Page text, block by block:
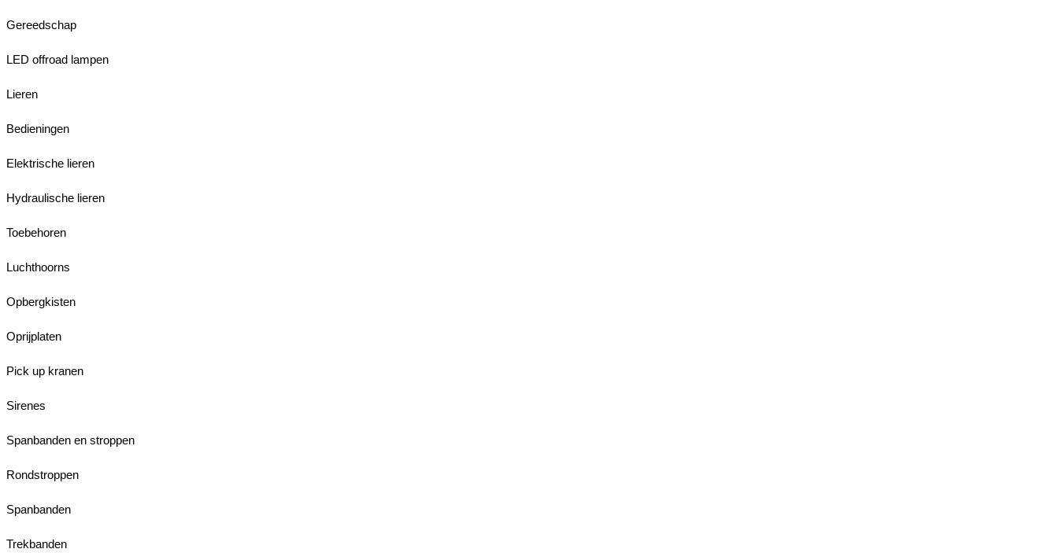
Gereedschap
LED offroad lampen
Lieren
Bedieningen
Elektrische lieren
Hydraulische lieren
Toebehoren
Luchthoorns
Opbergkisten
Oprijplaten
Pick up kranen
Sirenes
Spanbanden en stroppen
Rondstroppen
Spanbanden
Trekbanden